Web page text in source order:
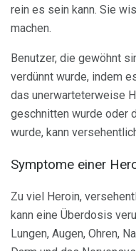
rein es sein kann. Sie
machen.
Benutzer, die gewöhnt
verdünnt wurde, indem
das unerwarteterweise
geschnitten wurde oder
wurde, kann
Symptome einer
Zu viel Heroin,
kann eine Überdosis
Lungen, Augen, Ohren,